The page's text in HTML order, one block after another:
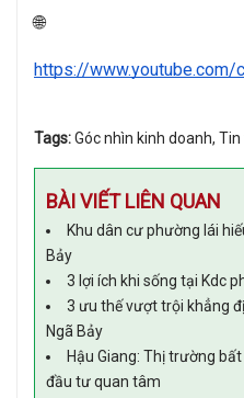
https://www.youtube.com/
Tags:Góc nhìn kinh doanh,
BÀI VIẾT LIÊN QUAN
Khu dân cư phường lái
Bảy
3 lợi ích khi sống tại Kdc
3 ưu thế vượt trội khẳng
Ngã Bảy
Hậu Giang: Thị trường
đầu tư quan tâm